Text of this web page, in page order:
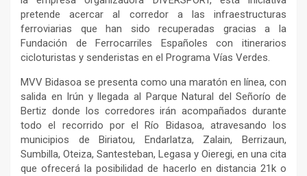
pretende acercar al corredor a las infraestructuras
ferroviarias que han sido recuperadas gracias a la
Fundación de Ferrocarriles Españoles con itinerarios
cicloturistas y senderistas en el Programa Vías Verdes.
MVV Bidasoa se presenta como una maratón en línea, con
salida en Irún y llegada al Parque Natural del Señorío de
Bertiz donde los corredores irán acompañados durante
todo el recorrido por el Río Bidasoa, atravesando los
municipios de Biriatou, Endarlatza, Zalain, Berrizaun,
Sumbilla, Oteiza, Santesteban, Legasa y Oieregi, en una cita
que ofrecerá la posibilidad de hacerlo en distancia 21k o